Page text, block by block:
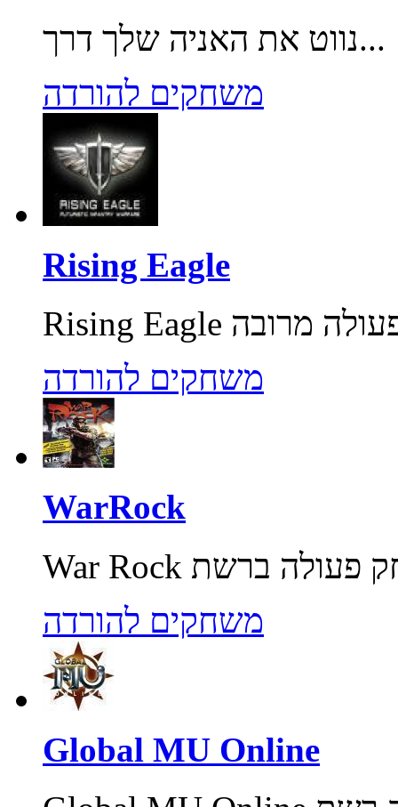
נווט את האניה שלך דרך...
משחקים להורדה
Rising Eagle
משחקים להורדה
WarRock
משחקים להורדה
Global MU Online